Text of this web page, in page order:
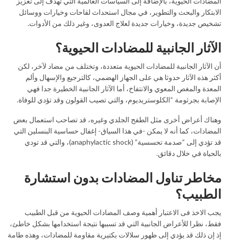
الابتكار والبحث والتطوير، في مجال استحداث لقاحات وخيارات ووسائل
تشخيص جديدة، وخيارات جديدة لعلاج العدوى، وغير ذلك من الأدوات.
الآثار الجانبية للمضادات الحيوية؟
أن الآثار الجانبية للمضادات الحيوية متعددة، وتختلف من مضاد لآخر، لكن
أكثر هذه الآثار حدوثا هي على الجهاز الهضمي، كالترجيع والإسهال وألم
المعدة والمغص المعوي والانتفاخ، أما الآثار الجانبية الخطيرة جدا فهي
الإصابة بجرثومة “الكلوستريديوم، والتي تصيب القولون وقد تؤدي للوفاة.
وهناك أعراض أخرى مثل الطفح الجلدي وغيره، قد تصاحب استعمال بعض
المضادات، كما أنه لا يمكن -في هذا السياق- إغفال حساسية البنسلين التي
قد تؤدي إلى “صدمة تحسسية” (anaphylactic shock)، والتي قد تودي
بالحياة في خلال دقائق.
مخاطر تناول المضادات بدون استشارة
الطبيب؟
يجب الاخذ فى الاعتبار أهمية وصف المضادات الحيوية من قبل الطبيب
فقط، نظرا للأعراض الجانبية التي قد تسببها نتيجة استخدامها بشكل خاطئ،
إذ إن ذلك قد يؤدي إلى ظهور سلالات بكتيرية مقاومة للمضادات، وهذه طامة